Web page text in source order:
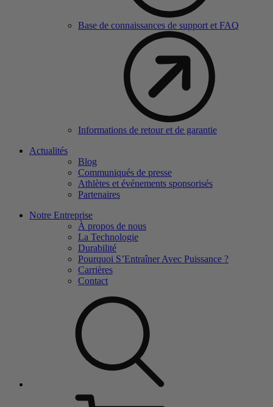
Base de connaissances de support et FAQ
Informations de retour et de garantie
Actualités
Blog
Communiqués de presse
Athlètes et événements sponsorisés
Partenaires
Notre Entreprise
À propos de nous
La Technologie
Durabilité
Pourquoi S’Entraîner Avec Puissance ?
Carrières
Contact